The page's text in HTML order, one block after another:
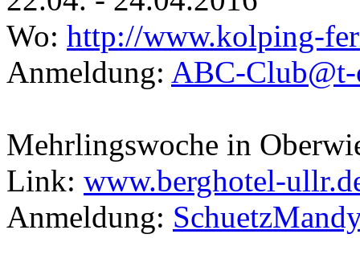
Wo: http://www.kolping-
Anmeldung: ABC-
Mehrlingswoche in
Link: www.berghotel-
Anmeldung: